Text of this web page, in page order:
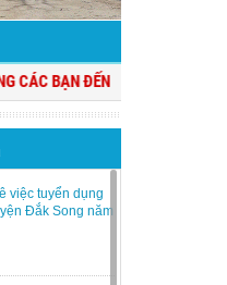
CÁC BẠN ĐẾN VỚI WEBSITE
việc tuyển dụng
Đắk Song năm